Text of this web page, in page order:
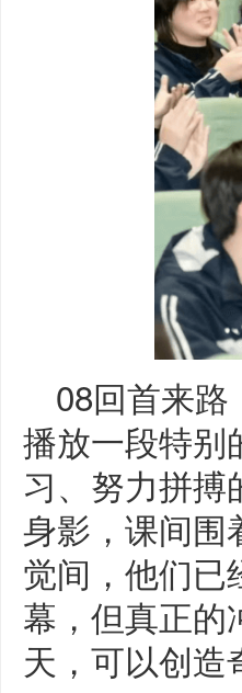
08回首来
播放一段特别
习、努力拼
身影，课间
觉间，他们已
幕，但真正的
天，可以创